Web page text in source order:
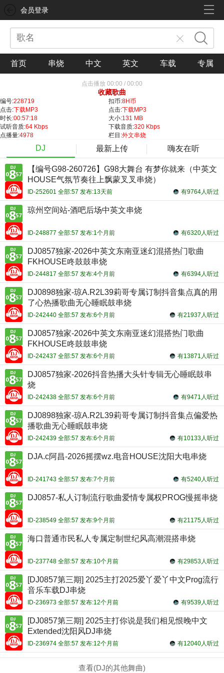
会员登录
首页 串烧 中文 英文 车载 专属
点击播放 00:00 / 00:00
收藏歌曲
编号:228719 扣币:8H币
点击:下载MP3 点击:下载MP3
时长:00:57:18 大小:131 MB
试听音质:64 Kbps 下载音质:320 Kbps
点播量:4978 栏目:外文串烧
DJ 最新上传 嗨友在听
【编号G98-260726】G98大舞台 有梦你就来（中英文
HOUSE气氛节奏往上飘蒙叉叉串烧）
有9764人听过
ID-252601 全部:57 发布:13天前
琼州空间站-酒吧后场中英文串烧
有6320人听过
ID-248877 全部:57 发布:1个月前
DJ0857独家-2026中英文东南亚迷幻混搭热门歌曲
FKHOUSE咚鼓鼓串烧
有6394人听过
ID-244817 全部:57 发布:4个月前
DJ0898独家-琼A.R2L39莉哥专属订制抖音集点真的用
了心热播歌曲无心睡眠鼓串烧
有21937人听过
ID-242440 全部:57 发布:6个月前
DJ0857独家-2026中英文东南亚迷幻混搭热门歌曲
FKHOUSE咚鼓鼓串烧
有13871人听过
ID-242437 全部:57 发布:6个月前
DJ0857独家-2026抖音热播大头针专辑无心睡眠鼓串
烧
有9471人听过
ID-242438 全部:57 发布:6个月前
DJ0898独家-琼A.R2L39莉哥专属订制抖音集点偏爱热
播歌曲无心睡眠鼓串烧
有10133人听过
ID-242439 全部:57 发布:6个月前
DJA.c阿昌-2026摇摆wz.电音HOUSE沈阳大电串烧
有5240人听过
ID-241743 全部:57 发布:7个月前
DJ0857-私人订制流行歌曲爱情专属权PROG慢摇串烧
有21175人听过
ID-238549 全部:57 发布:9个月前
海口普通市民私人专属定制世纪风高潮混搭串烧
有29853人听过
ID-237748 全部:57 发布:10个月前
[DJ0857第三期] 2025主打2025爱丫爱丫中文Prog流行
音乐车载DJ串烧
有9539人听过
ID-236973 全部:57 发布:12个月前
[DJ0857第三期] 2025主打你说是我们相见恨晚中文
Extended沈阳风DJ串烧
有12040人听过
ID-236974 全部:57 发布:12个月前
查看(DJ的其他舞曲)